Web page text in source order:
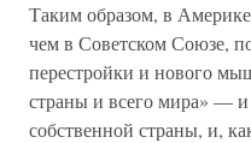
Таким образом, в
чем в Советском Союзе,
перестройки и нового
страны и всего мира» —
собственной страны, и,